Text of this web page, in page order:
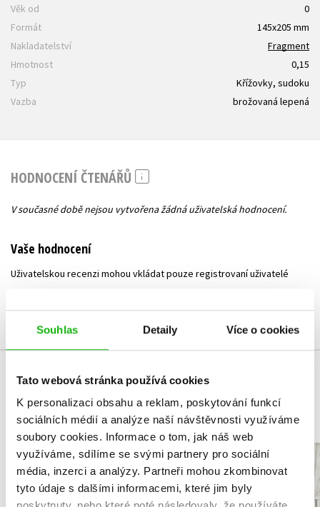
Souhlas Detaily Více o cookies
Tato webová stránka používá cookies
K personalizaci obsahu a reklam, poskytování funkcí
sociálních médií a analýze naší návštěvnosti využíváme
soubory cookies. Informace o tom, jak náš web
využíváme, sdílíme se svými partnery pro sociální
média, inzerci a analýzy. Partneři mohou zkombinovat
tyto údaje s dalšími informacemi, které jim byly
Věk od
0
Formát
145x205 mm
Nakladatelství
Fragment
Hmotnost
0,15
Typ
Křížovky, sudoku
Vazba
brožovaná lepená
HODNOCENÍ ČTENÁŘŮ
V současné době nejsou vytvořena žádná uživatelská hodnocení.
Vaše hodnocení
Uživatelskou recenzi mohou vkládat pouze registrovaní uživatelé
Přihlásit
MOHLO BY VÁS TAKÉ ZAJÍMAT
NARNIE – komplet
1.-7.díl – box
C. S. Lewis Izabela